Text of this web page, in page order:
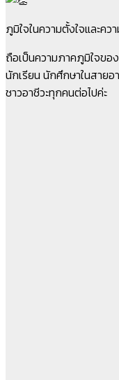
ภูมิใจในความตั้งใจและค
ถือเป็นความภาคภูมิใจขอ
นักเรียน นักศึกษาในสายอ
ชาวอาชีวะทุกคนต่อไปค่ะ